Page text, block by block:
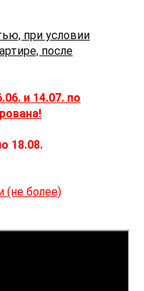
при условии
после
и 14.07. по
18.08.
(не более)